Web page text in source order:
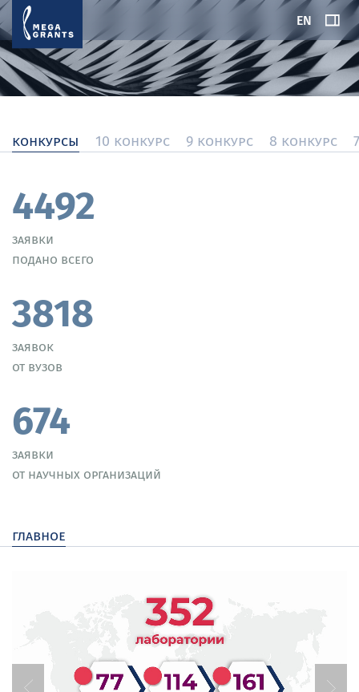
EN
конкурсы 10 конкурс 9 конкурс 8 конкурс
4492
заявки
подано всего
3818
заявок
от вузов
674
заявки
от научных организаций
главное